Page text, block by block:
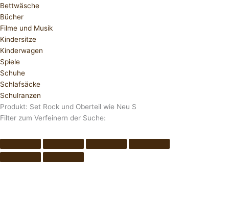
Bettwäsche
Bücher
Filme und Musik
Kindersitze
Kinderwagen
Spiele
Schuhe
Schlafsäcke
Schulranzen
Produkt: Set Rock und Oberteil wie Neu S
Filter zum Verfeinern der Suche: